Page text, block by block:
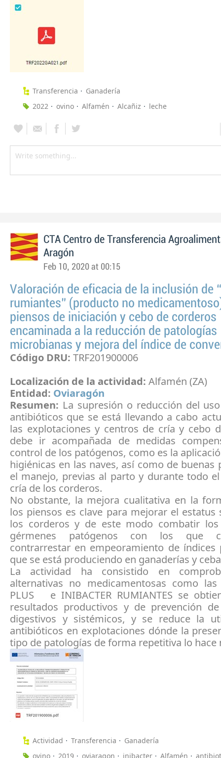
Transferencia
Ganadería
2022
ovino Alfamén Alcañiz leche
CTA Centro de Transferencia
Aragón
Feb 10, 2020 at 00:15
Valoración de eficacia de la inclusión de
rumiantes” (producto no
piensos de iniciación y cebo de corderos
encaminada a la reducción de patologías
microbianas y mejora del índice de
Código DRU: TRF201900006
Localización de la actividad: Alfamén (ZA)
Entidad: Oviaragón
Resumen: La supresión o reducción del
antibióticos que se está llevando a cabo
las explotaciones y centros de cría y cebo
debe ir acompañada de medidas
control de los patógenos, como es la
higiénicas en las naves, así como de buenas
el manejo, previas al parto y durante todo
cría de los corderos.
No obstante, la mejora cualitativa en la
los piensos es clave para mejorar el estatus
los corderos y de este modo combatir
gérmenes patógenos con los que
contrarrestar en empeoramiento de índices
que se está produciendo en ganaderías y
La actividad ha consistido en
alternativas no medicamentosas como las
PLUS e INIBACTER RUMIANTES se
resultados productivos y de prevención
digestivos y sistémicos, y se reduce la
antibióticos en explotaciones dónde la
tipo de patologías de forma repetitiva lo hace
Actividad Transferencia
Ganadería
ovino
2019 oviaragon inibacter Alfamén